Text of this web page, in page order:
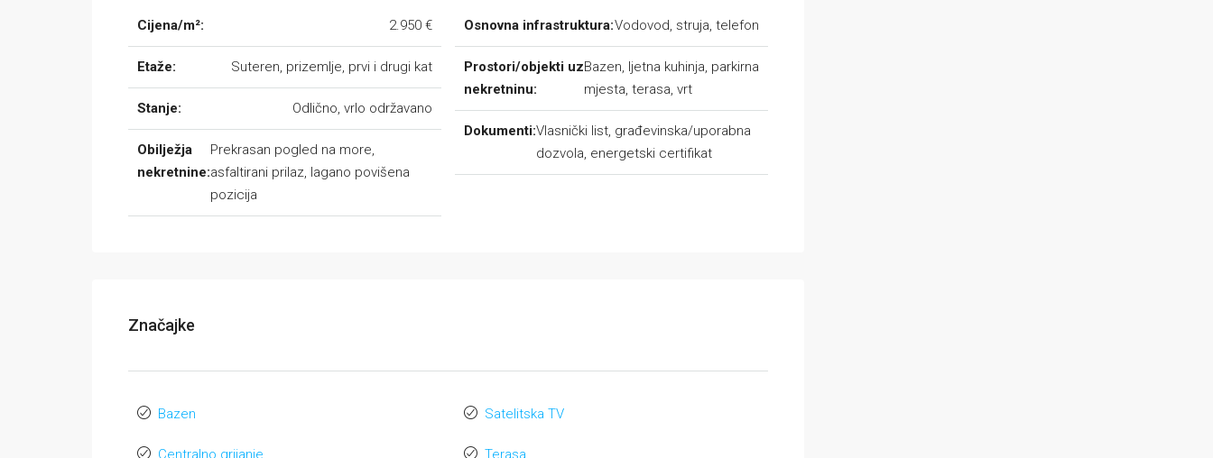
Cijena/m²: 2.950 €
Etaže: Suteren, prizemlje, prvi i drugi kat
Stanje: Odlično, vrlo održavano
Obilježja
nekretnine:
Prekrasan pogled na more,
asfaltirani prilaz, lagano povišena
pozicija
Osnovna infrastruktura:Vodovod, struja, telefon
Prostori/objekti uz
nekretninu:
Bazen, ljetna kuhinja, parkirna
mjesta, terasa, vrt
Dokumenti:Vlasnički list, građevinska/uporabna
dozvola, energetski certifikat
Značajke
Bazen
Centralno grijanje
Satelitska TV
Terasa